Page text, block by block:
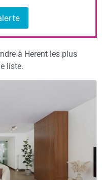
à Herent les plus
liste.